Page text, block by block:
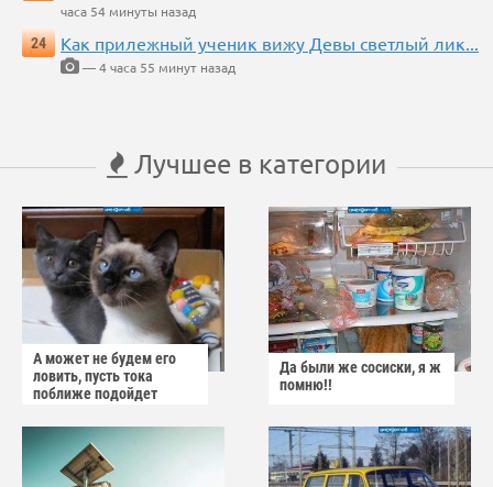
часа 54 минуты назад
24
Как прилежный ученик вижу Девы светлый лик...
— 4 часа 55 минут назад
Лучшее в категории
А может не будем его
ловить, пусть тока
поближе подойдет
Да были же сосиски, я ж
помню!!